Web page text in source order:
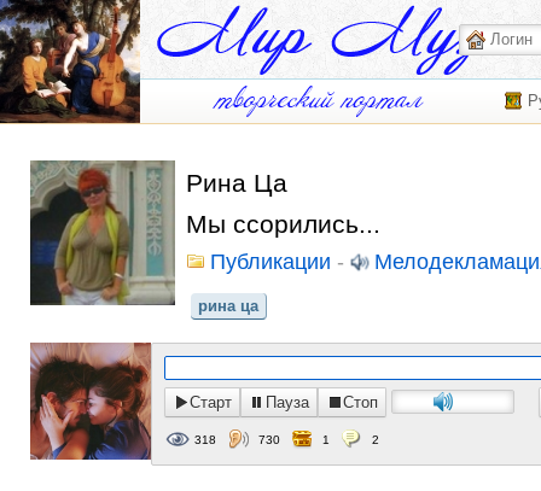
Рина Ца
Мы ссорились...
Публикации -
рина ца
Старт Пауза Стоп
318 730 1 2